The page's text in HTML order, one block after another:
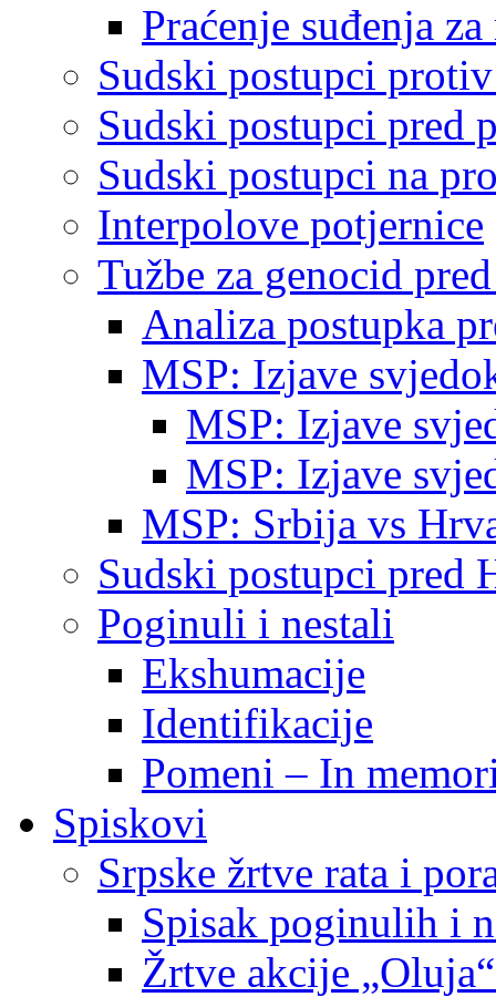
Praćenje suđenja
Sudski postupci
Sudski postupci pred
Sudski postupci na
Interpolove potjernice
Tužbe za genocid
Analiza postupka
MSP: Izjave
MSP: Izjave
MSP: Izjave
MSP: Srbija vs
Sudski postupci pred
Poginuli i nestali
Ekshumacije
Identifikacije
Pomeni – In
Spiskovi
Srpske žrtve rata i
Spisak poginulih i
Žrtve akcije